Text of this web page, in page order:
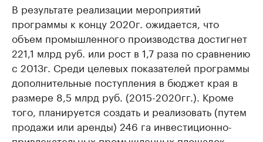
В результате реализации мероприятий
программы к концу 2020г. ожидается, что
объем промышленного производства достигнет
221,1 млрд руб. или рост в 1,7 раза по сравнению
с 2013г. Среди целевых показателей программы
дополнительные поступления в бюджет края в
размере 8,5 млрд руб. (2015-2020гг.). Кроме
того, планируется создать и реализовать (путем
продажи или аренды) 246 га инвестиционно-